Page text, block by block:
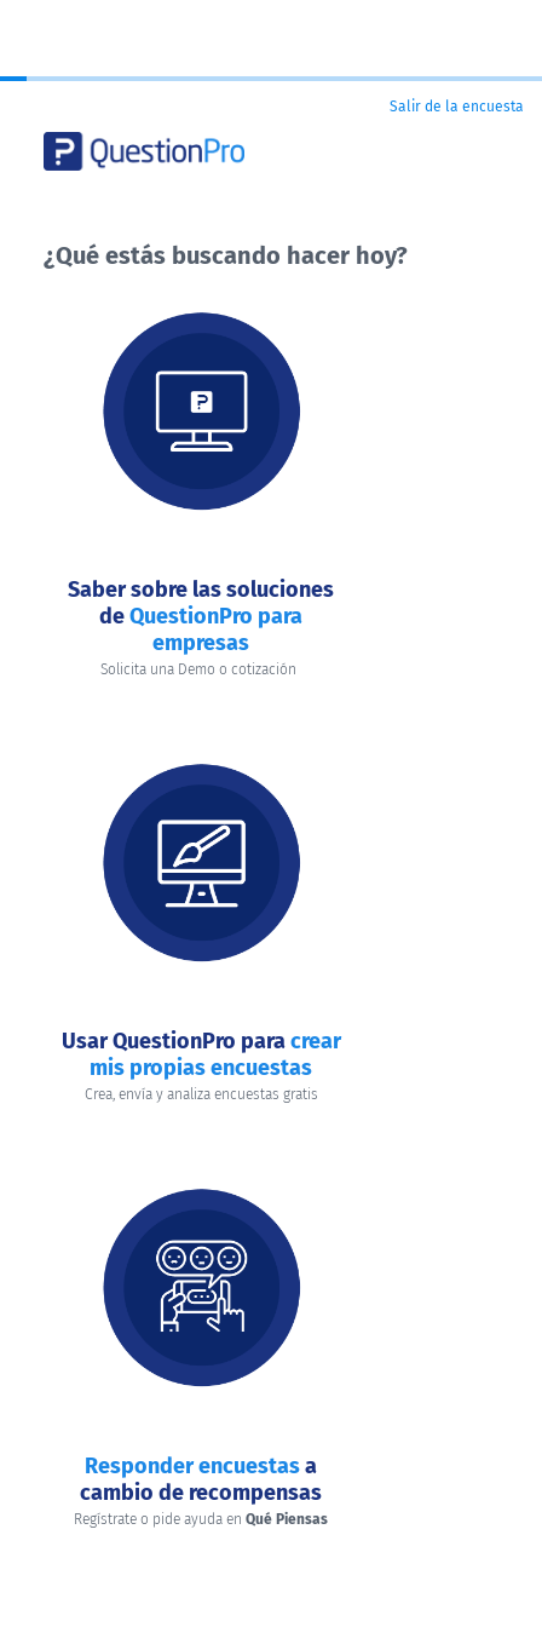
Salir de la encuesta
¿Qué estás buscando hacer hoy?
buscando
hacer
Saber sobre las soluciones
deQuestionPro para
empresas
Solicita una Demo o cotización
Usar QuestionPro paracrear
mis propias encuestas
Crea, envía y analiza encuestas gratis
Responder encuestasa
cambio de recompensas
Regístrate o pide ayuda en Qué Piensas